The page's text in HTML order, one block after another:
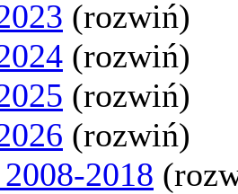
(rozwiń)
(rozwiń)
(rozwiń)
(rozwiń)
2018